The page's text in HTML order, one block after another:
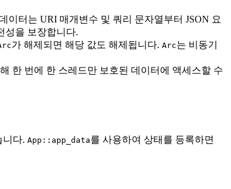
이터는 URI 매개변수 및 쿼리 문자열부터 JSON 요
성을 보장합니다.
가 해제되면 해당 값도 해제됩니다. Arc는 비동기
한 번에 한 스레드만 보호된 데이터에 액세스할 수
니다. App::app_data를 사용하여 상태를 등록하면